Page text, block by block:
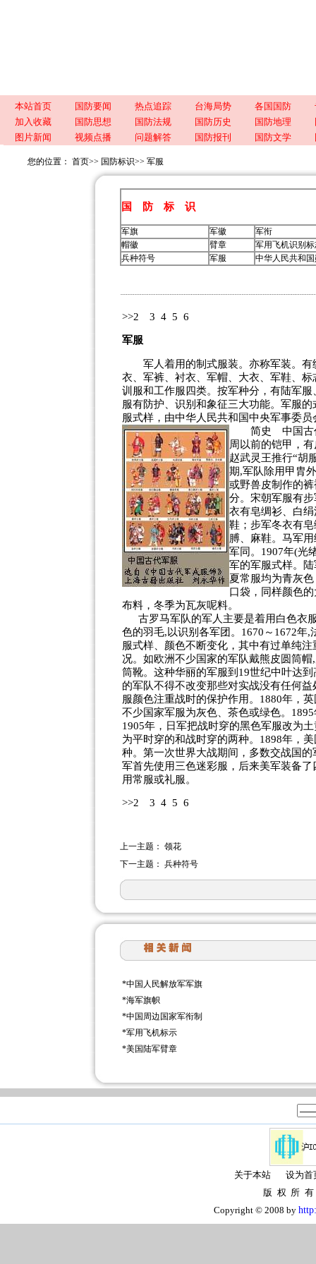
本站首页 国防要闻 热点追踪 台海局势 各国国防
加入收藏
国防思想 国防法规 国防历史 国防地理
图片新闻
视频点播 问题解答 国防报刊 国防文学
您的位置： 首页>> 国防标识>> 军服
国 防 标 识
军旗 军徽
军衔
帽徽
臂章
军用飞机识别
兵种符号
军服 中华人民共和
>>2 3 4 5 6
军服
军人着用的制式服装。亦称军装。有
衣、军裤、衬衣、军帽、大衣、军鞋、
训服和工作服四类。按军种分，有陆军
服有防护、识别和象征三大功能。军服
服式样，由中华人民共和国中央军事委员
简史 中国
周以前的铠甲，
赵武灵王推行“胡
期,军队除用甲胄
或野兽皮制作的
分。宋朝军服有
衣有皂绸衫、白
鞋；步军冬衣有
膊、麻鞋。马军
军同。1907年(光
军的军服式样。
夏常服均为青灰
口袋，同样颜色
布料，冬季为瓦灰呢料。
古罗马军队的军人主要是着用白色衣
色的羽毛,以识别各军团。1670～1672年
服式样、颜色不断变化，其中有过单纯
况。如欧洲不少国家的军队戴熊皮圆筒
筒靴。这种华丽的军服到19世纪中叶达
的军队不得不改变那些对实战没有任何
服颜色注重战时的保护作用。1880年，
不少国家军服为灰色、茶色或绿色。
1905年，日军把战时穿的黑色军服改为
为平时穿的和战时穿的两种。1898年，
种。第一次世界大战期间，多数交战国
军首先使用三色迷彩服，后来美军装备
用常服或礼服。
>>2 3 4 5 6
上一主题： 领花
下一主题： 兵种符号
*中国人民解放军军旗
*海军旗帜
*中国周边国家军衔制
*军用飞机标示
*美国陆军臂章